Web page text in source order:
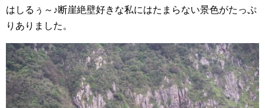
はしるぅ～♪断崖絶壁好きな私にはたまらない景色がたっぷ
りありました。